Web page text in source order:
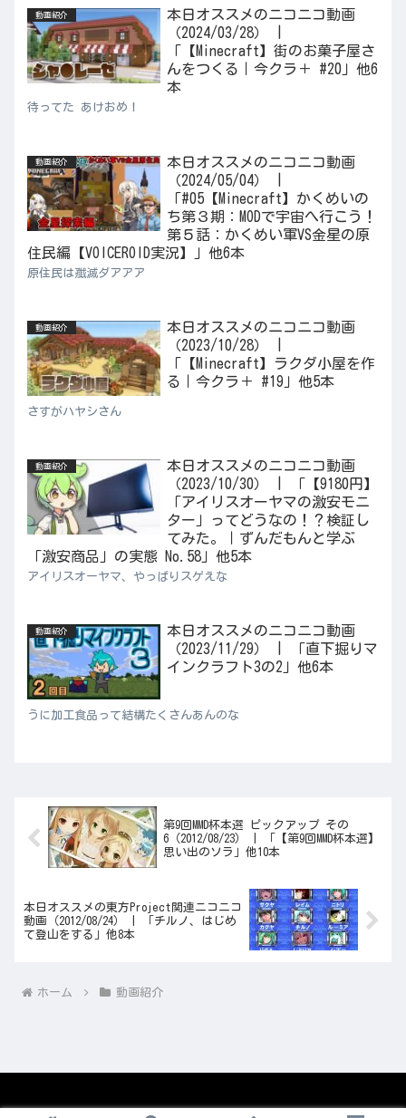
動画紹介
本日オススメのニコニコ動画
（2024/03/28） |
「【Minecraft】街のお菓子屋さ
んをつくる｜今クラ＋ #20」他6
本
待ってた あけおめ！
動画紹介
本日オススメのニコニコ動画
（2024/05/04） |
「#05【Minecraft】かくめいの
ち第３期：MODで宇宙へ行こう！
第５話：かくめい軍VS金星の原
住民編【VOICEROID実況】」他6本
原住民は殲滅ダアアア
動画紹介
本日オススメのニコニコ動画
（2023/10/28） |
「【Minecraft】ラクダ小屋を作
る｜今クラ＋ #19」他5本
さすがハヤシさん
動画紹介
本日オススメのニコニコ動画
（2023/10/30） | 「【9180円】
「アイリスオーヤマの激安モニ
ター」ってどうなの！？検証し
てみた。｜ずんだもんと学ぶ
「激安商品」の実態 No.58」他5本
アイリスオーヤマ、やっぱりスゲえな
動画紹介
本日オススメのニコニコ動画
（2023/11/29） | 「直下掘りマ
インクラフト3の2」他6本
うに加工食品って結構たくさんあんのな
第9回MMD杯本選 ピックアップ その
6（2012/08/23） | 「【第9回MMD杯本選】
思い出のソラ」他10本
本日オススメの東方Project関連ニコニコ
動画（2012/08/24） | 「チルノ、はじめ
て登山をする」他8本
ホーム 動画紹介